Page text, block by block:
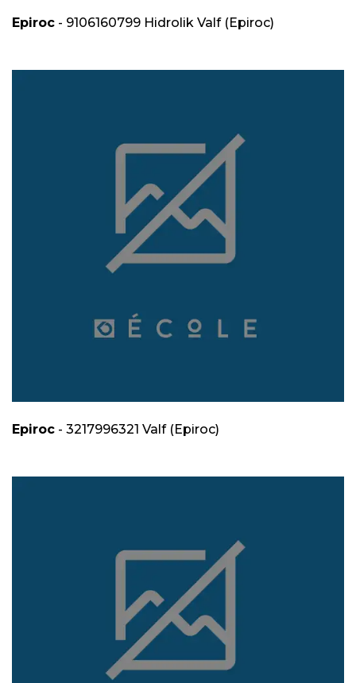
Epiroc - 9106160799 Hidrolik Valf (Epiroc)
Epiroc - 3217996321 Valf (Epiroc)